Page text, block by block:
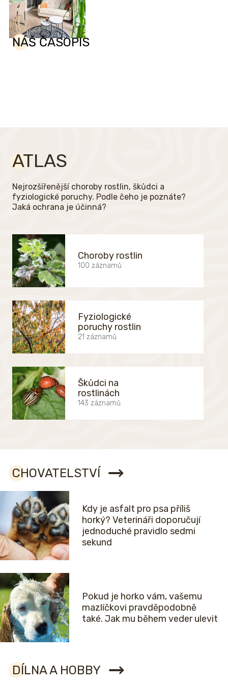
NÁŠ ČASOPIS
ATLAS
Nejrozšířenější choroby rostlin, škůdci a
fyziologické poruchy. Podle čeho je poznáte?
Jaká ochrana je účinná?
Choroby rostlin
100 záznamů
Fyziologické
poruchy rostlin
21 záznamů
Škůdci na
rostlinách
143 záznamů
CHOVATELSTVÍ
Kdy je asfalt pro psa příliš
horký? Veterináři doporučují
jednoduché pravidlo sedmi
sekund
Pokud je horko vám, vašemu
mazlíčkovi pravděpodobně
také. Jak mu během veder ulevit
DÍLNA A HOBBY